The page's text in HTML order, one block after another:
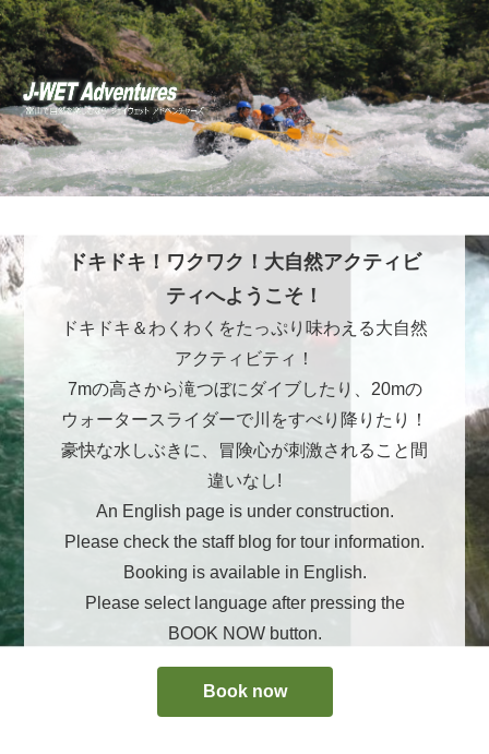
ドキドキ！ワクワク！大自然アクティビ
ティへようこそ！
ドキドキ＆わくわくをたっぷり味わえる大自然
アクティビティ！
7mの高さから滝つぼにダイブしたり、20mの
ウォータースライダーで川をすべり降りたり！
豪快な水しぶきに、冒険心が刺激されること間
違いなし!
An English page is under construction.
Please check the staff blog for tour information.
Booking is available in English.
Please select language after pressing the
BOOK NOW button.
Book now